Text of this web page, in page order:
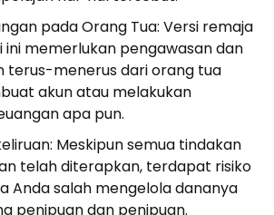
pada Orang Tua: Versi remaja
ini memerlukan pengawasan dan
terus-menerus dari orang tua
akun atau melakukan
apa pun.
Meskipun semua tindakan
telah diterapkan, terdapat risiko
Anda salah mengelola dananya
penipuan dan penipuan.